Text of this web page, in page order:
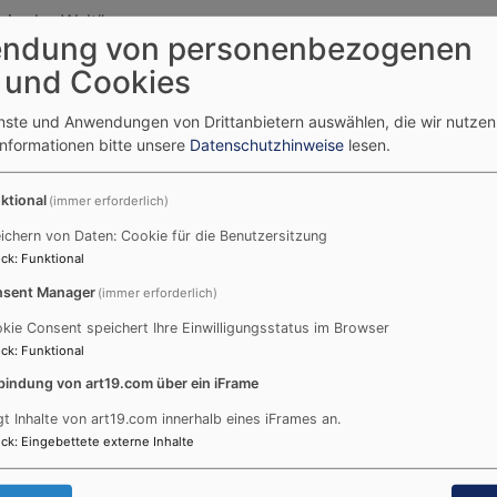
in der Welt"
- September 2026
neuer Gemeindebrief
neuen Konfi-Kurse! Die meisten Konfis sind so um die
bei der Konfirmation? Wie feiert man das und für
von personenbezogenen
Cookies
und Anwendungen von Drittanbietern auswählen, die wir
bitte unsere Datenschutzhinweise lesen.
(immer erforderlich)
von Daten: Cookie für die Benutzersitzung
: Funktional
Manager (immer erforderlich)
Consent speichert Ihre Einwilligungsstatus im Browser
: Funktional
von art19.com über ein iFrame
Inhalte von art19.com innerhalb eines iFrames an.
: Eingebettete externe Inhalte